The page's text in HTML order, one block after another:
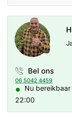
Bel ons
06 5042 4459
● Nu
22:00